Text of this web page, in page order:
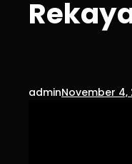
adminNovember 4,